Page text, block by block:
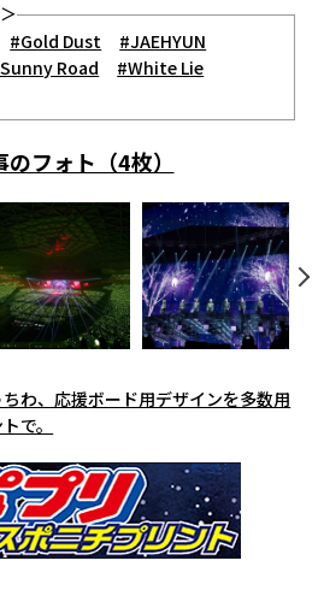
#Gold Dust
#JAEHYUN
Road
#White Lie
フォト（4枚）
わ、応援ボード用デザインを多数用
で。